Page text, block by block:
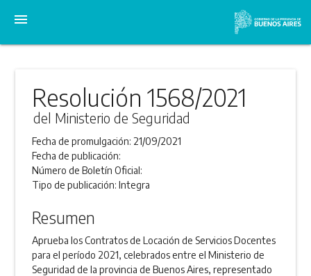
menu
Resolución 1568/2021
del Ministerio de Seguridad
Fecha de promulgación: 21/09/2021
Fecha de publicación:
Número de Boletín Oficial:
Tipo de publicación:Integra
Resumen
Aprueba los Contratos de Locación de Servicios Docentes
para el período 2021, celebrados entre el Ministerio de
Seguridad de la provincia de Buenos Aires, representado